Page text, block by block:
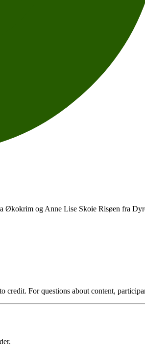
og Anne Lise Skoie Risøen fra
For questions about content,